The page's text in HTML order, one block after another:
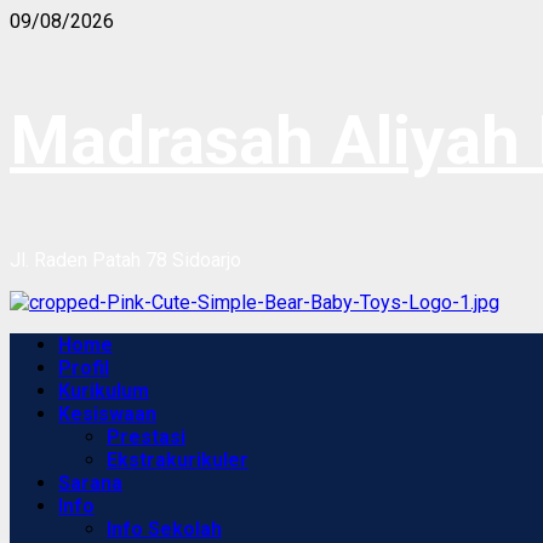
Skip
09/08/2026
Primary
Menu
Home
Profil
Kurikulum
Kesiswaan
Prestasi
Ekstrakurikuler
Sarana
Info
Info Sekolah